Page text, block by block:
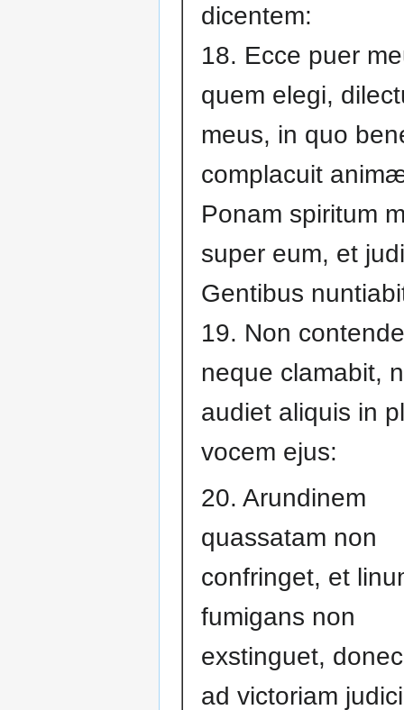
dicentem:
18. Ecce puer
quem elegi,
meus, in quo
complacuit
Ponam spiritum
super eum, et
Gentibus
19. Non
neque clamabit,
audiet aliquis in
vocem ejus:
20. Arundinem
quassatam non
confringet, et
fumigans non
exstinguet,
ad victoriam